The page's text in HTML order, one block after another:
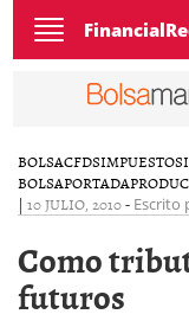
Toggle
navigation
BOLSACFDSIMPUESTOS
BOLSAPORTADA
| 10 JULIO, 2010- Escrito
Como
futuros